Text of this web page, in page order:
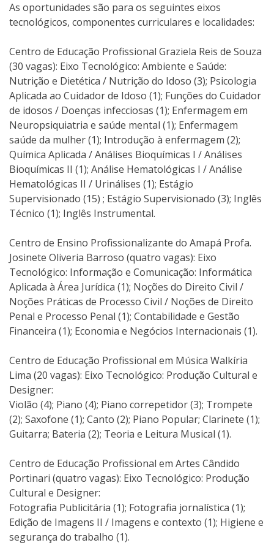
As oportunidades são para os seguintes eixos
tecnológicos, componentes curriculares e localidades:
Centro de Educação Profissional Graziela Reis de Souza
(30 vagas): Eixo Tecnológico: Ambiente e Saúde:
Nutrição e Dietética / Nutrição do Idoso (3); Psicologia
Aplicada ao Cuidador de Idoso (1); Funções do Cuidador
de idosos / Doenças infecciosas (1); Enfermagem em
Neuropsiquiatria e saúde mental (1); Enfermagem
saúde da mulher (1); Introdução à enfermagem (2);
Química Aplicada / Análises Bioquímicas I / Análises
Bioquímicas II (1); Análise Hematológicas I / Análise
Hematológicas II / Urinálises (1); Estágio
Supervisionado (15) ; Estágio Supervisionado (3); Inglês
Técnico (1); Inglês Instrumental.
Centro de Ensino Profissionalizante do Amapá Profa.
Josinete Oliveria Barroso (quatro vagas): Eixo
Tecnológico: Informação e Comunicação: Informática
Aplicada à Área Jurídica (1); Noções do Direito Civil /
Noções Práticas de Processo Civil / Noções de Direito
Penal e Processo Penal (1); Contabilidade e Gestão
Financeira (1); Economia e Negócios Internacionais (1).
Centro de Educação Profissional em Música Walkíria
Lima (20 vagas): Eixo Tecnológico: Produção Cultural e
Designer:
Violão (4); Piano (4); Piano correpetidor (3); Trompete
(2); Saxofone (1); Canto (2); Piano Popular; Clarinete (1);
Guitarra; Bateria (2); Teoria e Leitura Musical (1).
Centro de Educação Profissional em Artes Cândido
Portinari (quatro vagas): Eixo Tecnológico: Produção
Cultural e Designer:
Fotografia Publicitária (1); Fotografia jornalística (1);
Edição de Imagens II / Imagens e contexto (1); Higiene e
segurança do trabalho (1).